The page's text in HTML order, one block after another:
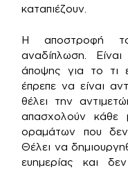
καταπιέζουν.
Η αποστροφή
αναδίπλωση.
άποψης για το τι
έπρεπε να είναι
θέλει την
απασχολούν κάθε
οραμάτων που δεν
Θέλει να
ευημερίας και